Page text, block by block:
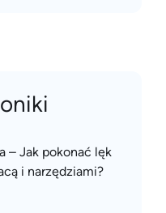
– Jak pokonać lęk
i narzędziami?